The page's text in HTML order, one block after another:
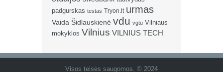
padgurskas testas Tryon.lt urmas
Vaida Šidlauskienė vdu vgtu Vilniaus
mokyklos Vilnius VILNIUS TECH
Visos teisės saugomos. © 2024